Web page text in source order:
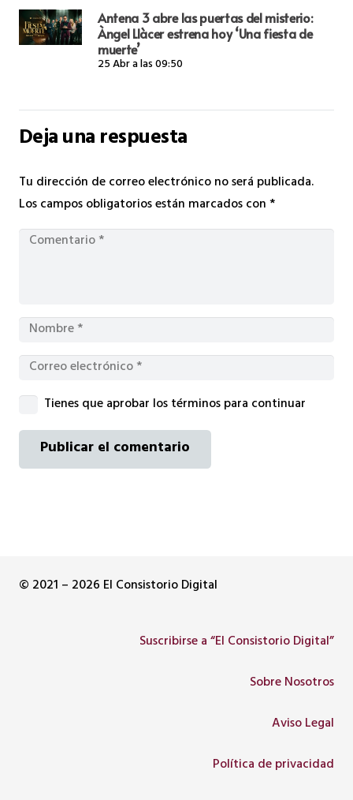
Antena 3 abre las puertas del misterio:
Àngel Llàcer estrena hoy ‘Una fiesta de
muerte’
25 Abr a las 09:50
Deja una respuesta
Tu dirección de correo electrónico no será publicada.
Los campos obligatorios están marcados con*
Tienes que aprobar los términos para continuar
Publicar el comentario
© 2021 – 2026 El Consistorio Digital
Suscribirse a “El Consistorio Digital”
Sobre Nosotros
Aviso Legal
Política de privacidad